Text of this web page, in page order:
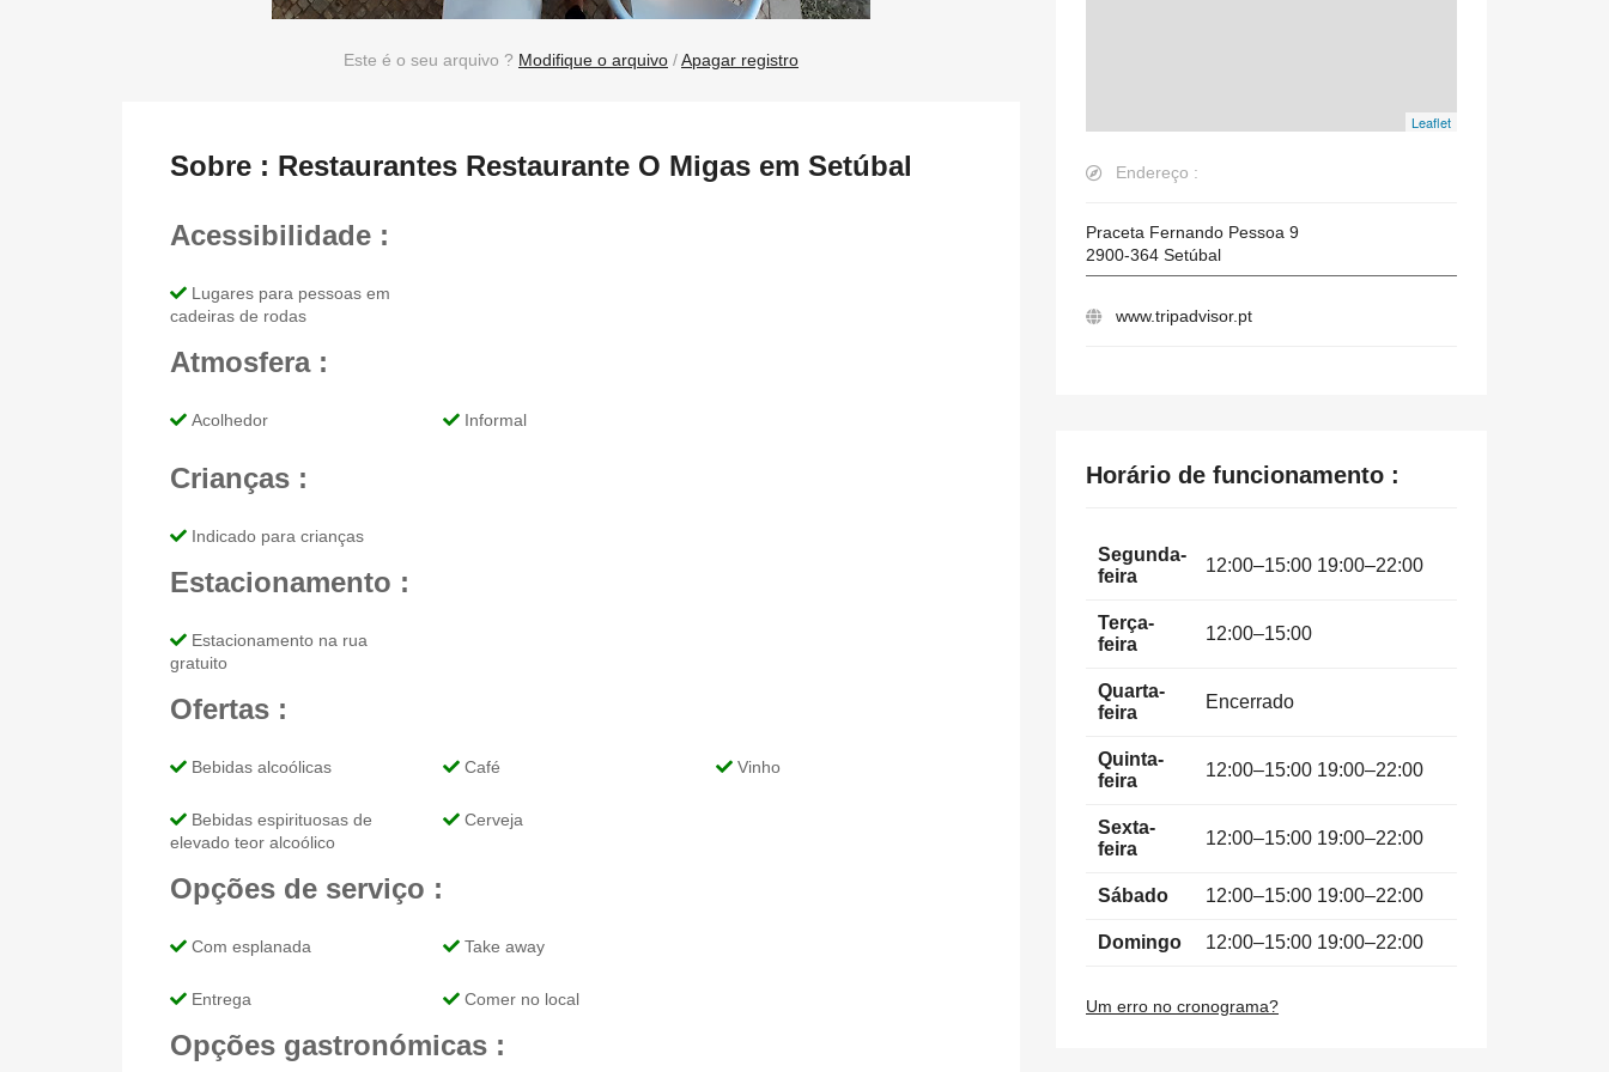
Este é o seu arquivo ? Modifique o arquivo /Apagar registro
Sobre : Restaurantes Restaurante O Migas em Setúbal
Acessibilidade :
Lugares para pessoas em
cadeiras de rodas
Atmosfera :
Acolhedor Informal
Crianças :
Indicado para crianças
Estacionamento :
Estacionamento na rua
gratuito
Ofertas :
Bebidas alcoólicas
Bebidas espirituosas de
elevado teor alcoólico
Café
Cerveja
Vinho
Opções de serviço :
Com esplanada
Entrega
Take away
Comer no local
Opções gastronómicas :
Leaflet
Endereço :
Praceta Fernando Pessoa 9
2900-364 Setúbal
www.tripadvisor.pt
Horário de funcionamento :
Segunda-
feira
12:00–15:00 19:00–22:00
Terça-
feira
12:00–15:00
Quarta-
feira
Encerrado
Quinta-
feira
12:00–15:00 19:00–22:00
Sexta-
feira
12:00–15:00 19:00–22:00
Sábado 12:00–15:00 19:00–22:00
Domingo 12:00–15:00 19:00–22:00
Um erro no cronograma?